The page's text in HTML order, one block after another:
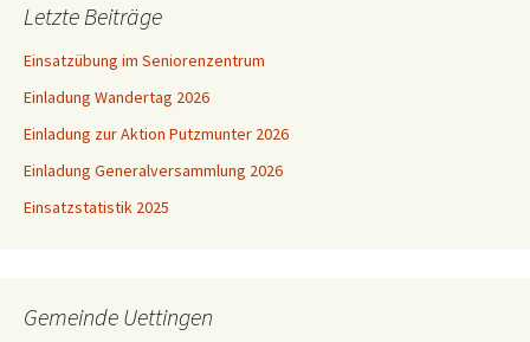
Letzte Beiträge
Einsatzübung im Seniorenzentrum
Einladung Wandertag 2026
Einladung zur Aktion Putzmunter 2026
Einladung Generalversammlung 2026
Einsatzstatistik 2025
Gemeinde Uettingen